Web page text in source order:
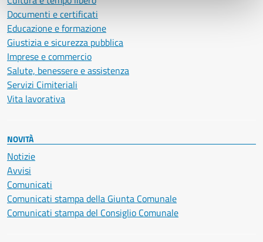
Documenti e certificati
Educazione e formazione
Giustizia e sicurezza pubblica
Imprese e commercio
Salute, benessere e assistenza
Servizi Cimiteriali
Vita lavorativa
NOVITÀ
Notizie
Avvisi
Comunicati
Comunicati stampa della Giunta Comunale
Comunicati stampa del Consiglio Comunale